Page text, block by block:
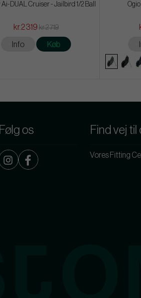
DUAL Cruiser - Jailbird 1/2 Ball
kr.2 319 kr.2 719
Info Køb
Følg os Find vej til
Vores Fitting